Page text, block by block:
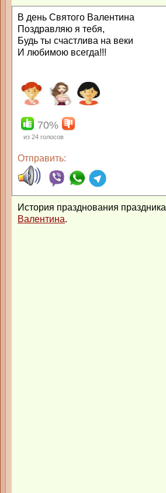
В день Святого Валентина
Поздравляю я тебя,
Будь ты счастлива на веки
И любимою всегда!!!
70%
из 24 голосов
Отправить:
История празднования праздника
Валентина.